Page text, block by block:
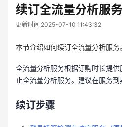
续订全流量分析服务
更新时间 2025-07-10 11:43:32
本节介绍如何续订全流量分析服务。
全流量分析服务根据订购时长提
止全流量分析服务。建议在服务到
续订步骤